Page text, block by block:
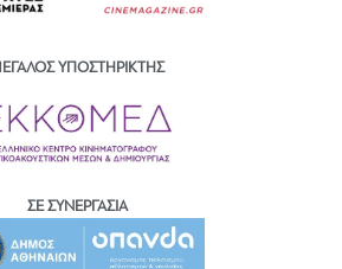
ΥΠΟΣΤΗΡΙΚΤΗΣ
ΣΕ ΣΥΝΕΡΓΑΣΙΑ